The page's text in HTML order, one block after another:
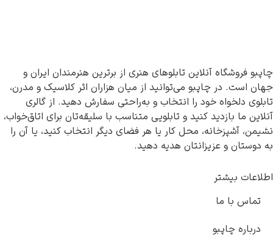
فروشگاه آنلاین تابلوهای هنری از برترین هنرمندان ایران و
است. در چاپبو می‌توانید از میان هزاران اثر کلاسیک و مدرن،
دلخواه خود را انتخاب و به‌راحتی سفارش دهید. از گالری
ما بازدید کنید و تابلویی متناسب با سلیقه‌تان برای اتاق‌خواب،
آشپزخانه، محل کار یا هر فضای دیگر انتخاب کنید، یا آن را
و عزیزانتان هدیه دهید.
بیشتر
با ما
چاپبو